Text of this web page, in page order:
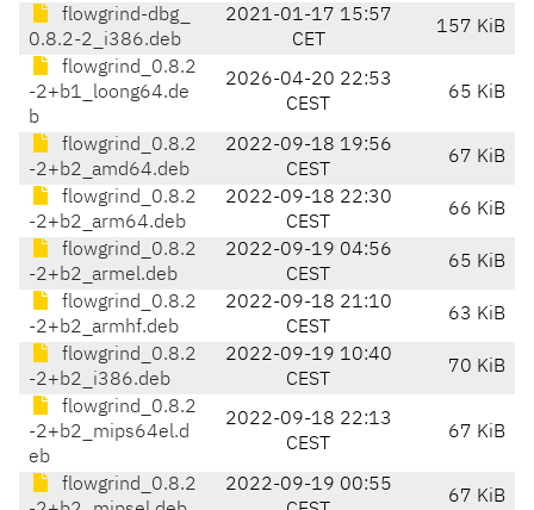
flowgrind-dbg_
0.8.2-2_i386.deb
2021-01-17 15:57
CET
157 KiB
flowgrind_0.8.2
-2+b1_loong64.de
b
2026-04-20 22:53
CEST
65 KiB
flowgrind_0.8.2
-2+b2_amd64.deb
2022-09-18 19:56
CEST
67 KiB
flowgrind_0.8.2
-2+b2_arm64.deb
2022-09-18 22:30
CEST
66 KiB
flowgrind_0.8.2
-2+b2_armel.deb
2022-09-19 04:56
CEST
65 KiB
flowgrind_0.8.2
-2+b2_armhf.deb
2022-09-18 21:10
CEST
63 KiB
flowgrind_0.8.2
-2+b2_i386.deb
2022-09-19 10:40
CEST
70 KiB
flowgrind_0.8.2
-2+b2_mips64el.d
eb
2022-09-18 22:13
CEST
67 KiB
flowgrind_0.8.2
2022-09-19 00:55
67 KiB